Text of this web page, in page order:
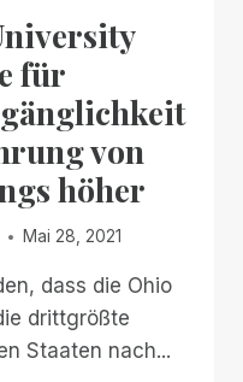
für
von
höher
Mai 28, 2021
dass die Ohio
drittgrößte
Staaten nach...